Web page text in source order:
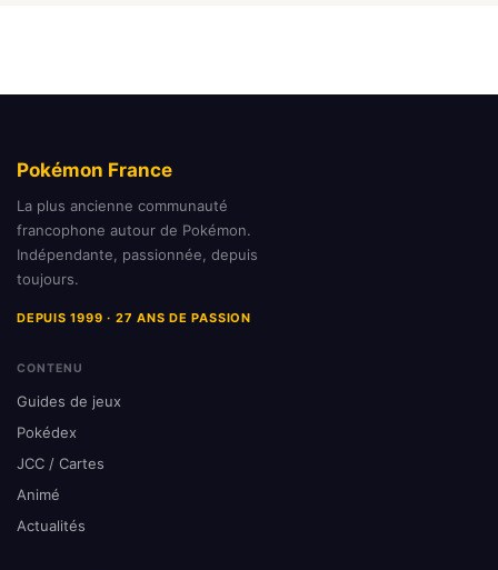
Pokémon France
La plus ancienne communauté
francophone autour de Pokémon.
Indépendante, passionnée, depuis
toujours.
DEPUIS 1999 · 27 ANS DE PASSION
CONTENU
Guides de jeux
Pokédex
JCC / Cartes
Animé
Actualités